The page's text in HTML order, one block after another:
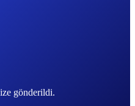
gönderildi.